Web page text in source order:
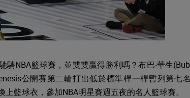
NBA籃球賽，並雙雙贏得勝利嗎？布巴‧華生
公開賽第二輪打出低於標準桿一桿暫列第七
籃球衣，參加NBA明星賽週五夜的名人籃球賽。